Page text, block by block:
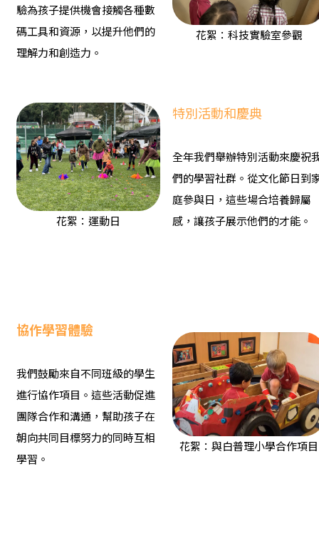
驗為孩子提供機會接觸各種數
碼工具和資源，以提升他們的
理解力和創造力。
花絮：科技實驗室參觀
花絮：運動日
特別活動和慶典
全年我們舉辦特別活動來慶祝
們的學習社群。從文化節日到
庭參與日，這些場合培養歸屬
感，讓孩子展示他們的才能。
協作學習體驗
我們鼓勵來自不同班級的學生
進行協作項目。這些活動促進
團隊合作和溝通，幫助孩子在
朝向共同目標努力的同時互相
學習。
花絮：與白普理小學合作項目